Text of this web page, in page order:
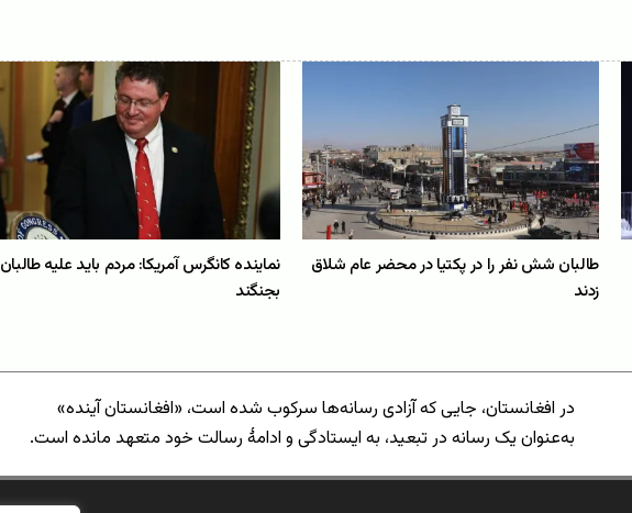
طالبان شش نفر را در پکتیا در محضر عام شلاق
زدند
نماینده کانگرس آمریکا: مردم باید علیه طالبان
بجنگند
در افغانستان، جایی که آزادی رسانه‌ها سرکوب شده است، «افغانستان آینده»
به‌عنوان یک رسانه در تبعید، به ایستادگی و ادامهٔ رسالت خود متعهد مانده است.